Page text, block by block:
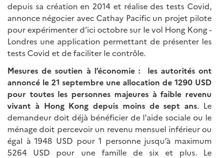
depuis sa création en 2014 et réalise des tests Covid,
annonce négocier avec Cathay Pacific un projet pilote
pour expérimenter d’ici octobre sur le vol Hong Kong -
Londres une application permettant de présenter les
tests Covid et de faciliter le contrôle.
Mesures de soutien à l’économie : les autorités ont
annoncé le 21 septembre une allocation de 1290 USD
pour toutes les personnes majeures à faible revenu
vivant à Hong Kong depuis moins de sept ans. Le
demandeur doit déjà bénéficier de l'aide sociale ou le
ménage doit percevoir un revenu mensuel inférieur ou
égal à 1948 USD pour 1 personne jusqu’à maximum
5264 USD pour une famille de six et plus. Le